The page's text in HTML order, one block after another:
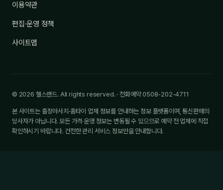
이용약관
편집·운영 정책
사이트맵
© 2026 헬스랜드. All rights reserved. · 전화예약 0508-202-4711
본 사이트는 출장마사지·홈타이 업체 정보를 안내하는 정보 플랫폼이며, 통신판매의
당사자가 아닙니다. 모든 가격·운영 정보는 변동될 수 있으므로 예약 전 업체에 직접
확인하시기 바랍니다. 건전한 관리 서비스 정보만을 안내합니다.